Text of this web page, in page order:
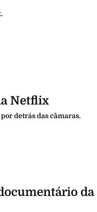
Netflix
detrás das câmaras.
da